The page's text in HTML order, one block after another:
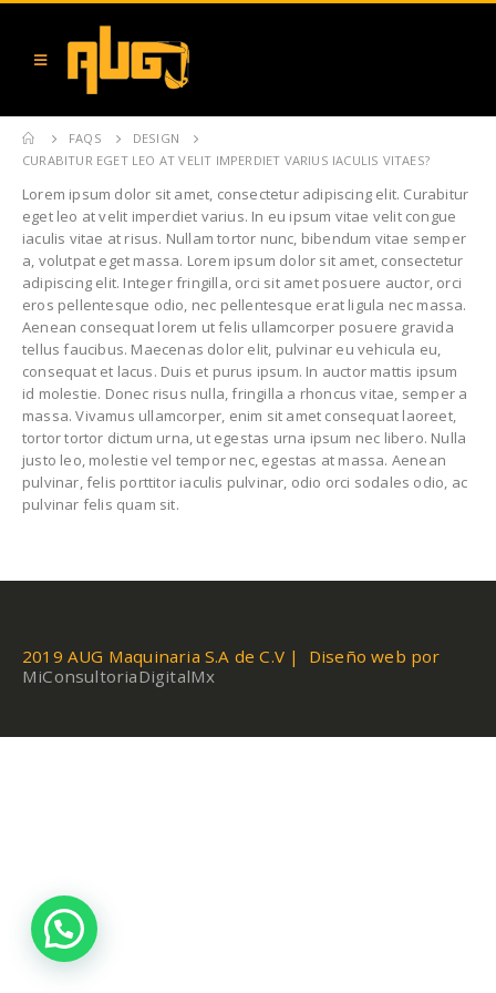
FAQS
DESIGN
CURABITUR EGET LEO AT VELIT IMPERDIET VARIUS IACULIS VITAES?
Lorem ipsum dolor sit amet, consectetur adipiscing elit. Curabitur
eget leo at velit imperdiet varius. In eu ipsum vitae velit congue
iaculis vitae at risus. Nullam tortor nunc, bibendum vitae semper
a, volutpat eget massa. Lorem ipsum dolor sit amet, consectetur
adipiscing elit. Integer fringilla, orci sit amet posuere auctor, orci
eros pellentesque odio, nec pellentesque erat ligula nec massa.
Aenean consequat lorem ut felis ullamcorper posuere gravida
tellus faucibus. Maecenas dolor elit, pulvinar eu vehicula eu,
consequat et lacus. Duis et purus ipsum. In auctor mattis ipsum
id molestie. Donec risus nulla, fringilla a rhoncus vitae, semper a
massa. Vivamus ullamcorper, enim sit amet consequat laoreet,
tortor tortor dictum urna, ut egestas urna ipsum nec libero. Nulla
justo leo, molestie vel tempor nec, egestas at massa. Aenean
pulvinar, felis porttitor iaculis pulvinar, odio orci sodales odio, ac
pulvinar felis quam sit.
2019 AUG Maquinaria S.A de C.V | Diseño web por
MiConsultoriaDigitalMx